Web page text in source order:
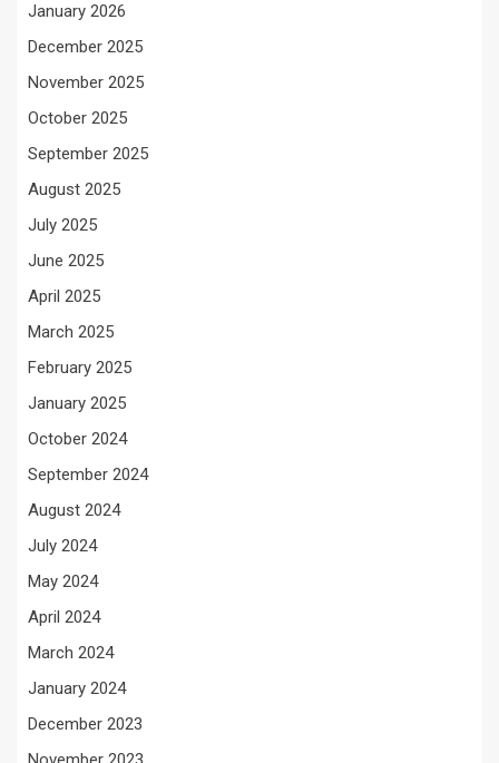
January 2026
December 2025
November 2025
October 2025
September 2025
August 2025
July 2025
June 2025
April 2025
March 2025
February 2025
January 2025
October 2024
September 2024
August 2024
July 2024
May 2024
April 2024
March 2024
January 2024
December 2023